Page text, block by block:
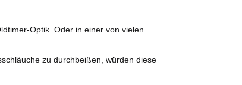
Optik. Oder in einer von vielen
zu durchbeißen, würden diese